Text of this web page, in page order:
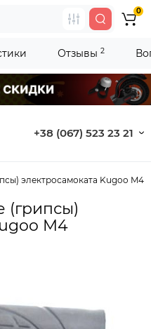
+38 (067) 523 23 21
0
электросамоката Kugoo M4
(грипсы)
M4
Отзывы 2